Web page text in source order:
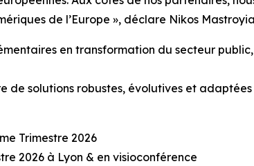
de l’Europe », déclare Nikos
en transformation du secteur
solutions robustes, évolutives et
Trimestre 2026
2026 à Lyon & en visioconférence